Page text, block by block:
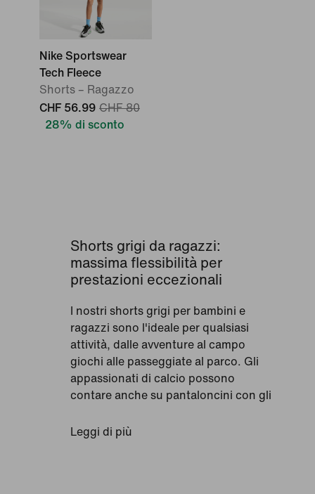
Nike Sportswear
Tech Fleece
Shorts – Ragazzo
CHF 56.99 CHF 80
28% di sconto
Shorts grigi da ragazzi:
massima flessibilità per
prestazioni eccezionali
I nostri shorts grigi per bambini e
ragazzi sono l'ideale per qualsiasi
attività, dalle avventure al campo
giochi alle passeggiate al parco. Gli
appassionati di calcio possono
contare anche su pantaloncini con gli
cuciti sulla gamba per un tocco di
Leggi di più